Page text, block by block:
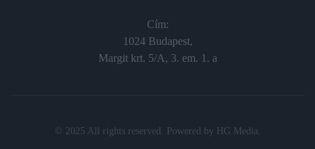
Cím:
1024 Budapest,
Margit krt. 5/A, 3. em. 1. a
© 2025 All rights reserved. Powered by HG Media